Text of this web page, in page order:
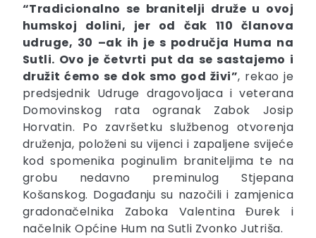
“Tradicionalno se branitelji druže u ovoj
humskoj dolini, jer od čak 110 članova
udruge, 30 –ak ih je s područja Huma na
Sutli. Ovo je četvrti put da se sastajemo i
družit ćemo se dok smo god živi”, rekao je
predsjednik Udruge dragovoljaca i veterana
Domovinskog rata ogranak Zabok Josip
Horvatin. Po završetku službenog otvorenja
druženja, položeni su vijenci i zapaljene svijeće
kod spomenika poginulim braniteljima te na
grobu nedavno preminulog Stjepana
Košanskog. Događanju su nazočili i zamjenica
gradonačelnika Zaboka Valentina Đurek i
načelnik Općine Hum na Sutli Zvonko Jutriša.